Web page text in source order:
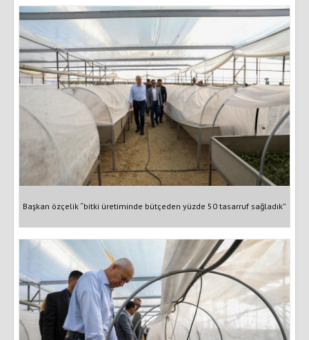
Başkan özçelik “bitki üretiminde bütçeden yüzde 50 tasarruf sağladık”